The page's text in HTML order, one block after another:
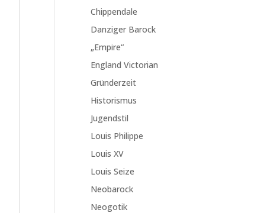
Chippendale
Danziger Barock
„Empire“
England Victorian
Gründerzeit
Historismus
Jugendstil
Louis Philippe
Louis XV
Louis Seize
Neobarock
Neogotik